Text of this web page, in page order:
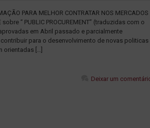
PARA MELHOR CONTRATAR NOS MERCADOS
“ PUBLIC PROCUREMENT” (traduzidas com o
em Abril passado e parcialmente
para o desenvolvimento de novas politicas
orientadas […]
Deixar um